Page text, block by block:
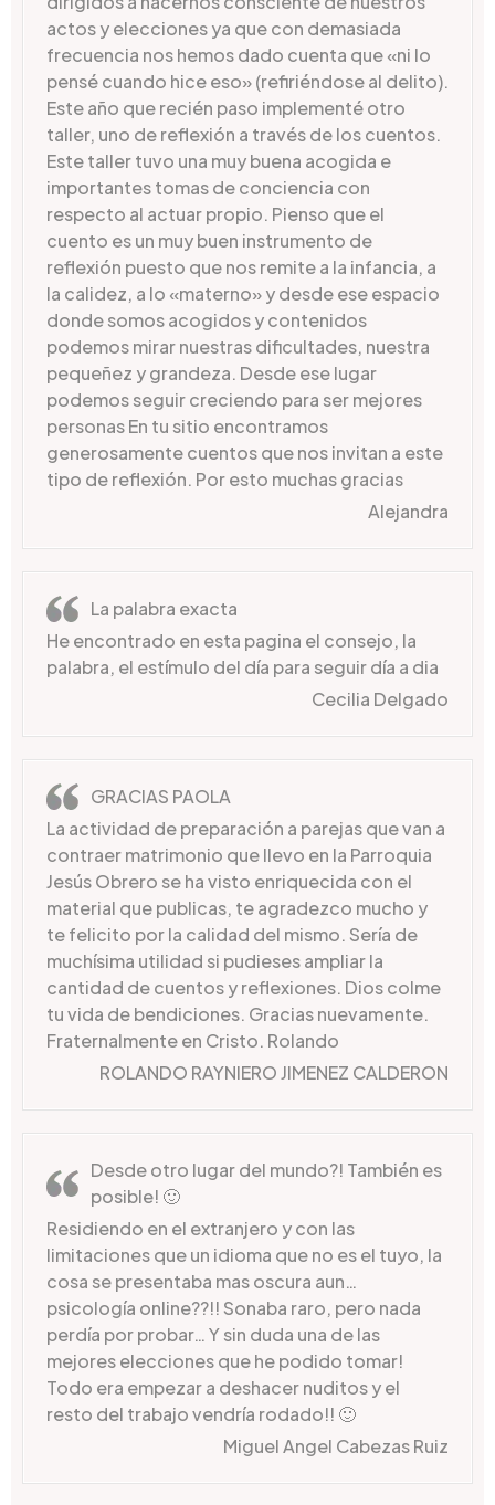
actos y elecciones ya que con demasiada
frecuencia nos hemos dado cuenta que «ni lo
pensé cuando hice eso» (refiriéndose al delito).
Este año que recién paso implementé otro
taller, uno de reflexión a través de los cuentos.
Este taller tuvo una muy buena acogida e
importantes tomas de conciencia con
respecto al actuar propio. Pienso que el
cuento es un muy buen instrumento de
reflexión puesto que nos remite a la infancia, a
la calidez, a lo «materno» y desde ese espacio
donde somos acogidos y contenidos
podemos mirar nuestras dificultades, nuestra
pequeñez y grandeza. Desde ese lugar
podemos seguir creciendo para ser mejores
personas En tu sitio encontramos
generosamente cuentos que nos invitan a este
tipo de reflexión. Por esto muchas gracias
Alejandra
La palabra exacta
He encontrado en esta pagina el consejo, la
palabra, el estímulo del día para seguir día a dia
Cecilia Delgado
GRACIAS PAOLA
La actividad de preparación a parejas que van a
contraer matrimonio que llevo en la Parroquia
Jesús Obrero se ha visto enriquecida con el
material que publicas, te agradezco mucho y
te felicito por la calidad del mismo. Sería de
muchísima utilidad si pudieses ampliar la
cantidad de cuentos y reflexiones. Dios colme
tu vida de bendiciones. Gracias nuevamente.
Fraternalmente en Cristo. Rolando
ROLANDO RAYNIERO JIMENEZ CALDERON
Desde otro lugar del mundo?! También es
posible! 🙂
Residiendo en el extranjero y con las
limitaciones que un idioma que no es el tuyo, la
cosa se presentaba mas oscura aun…
psicología online??!! Sonaba raro, pero nada
perdía por probar… Y sin duda una de las
mejores elecciones que he podido tomar!
Todo era empezar a deshacer nuditos y el
resto del trabajo vendría rodado!! 🙂
Miguel Angel Cabezas Ruiz